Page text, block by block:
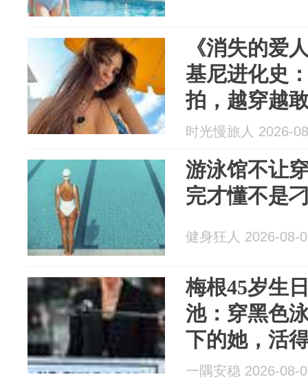
《消失的爱
基尼进化史
拍，越穿越
时光慢旅人 2026-
游泳馆不让
完才懂不是
健身狂人 2026-08-
梅根45岁生
池：穿黑色
下的她，活
一隅安稳 2026-08-